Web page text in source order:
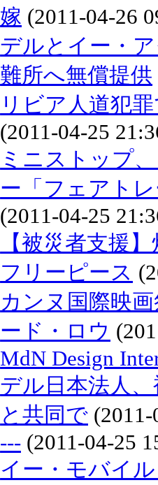
嫁 (2011-04-26
デルとイー・
難所へ無償提供
リビア人道犯
(2011-04-25
ミニストップ
ー「フェアト
(2011-04-25
【被災者支援
フリーピース
カンヌ国際映
ード・ロウ
MdN Design
デル日本法人
と共同で
--- (2011-04-25
イー・モバイ